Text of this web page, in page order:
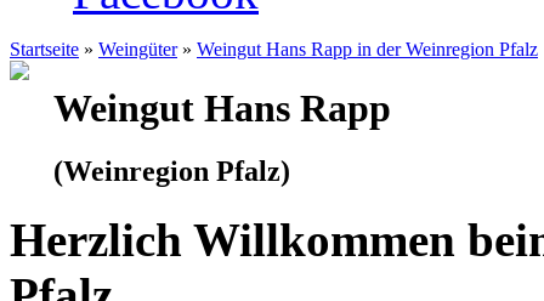
Startseite » Weingüter » Weingut Hans Rapp in der Weinregion Pfalz
Weingut Hans Rapp
(Weinregion Pfalz)
Herzlich Willkommen